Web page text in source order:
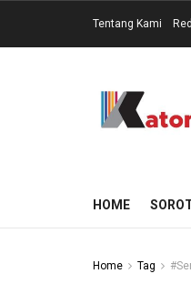
Tentang Kami
HOME
Home Tag